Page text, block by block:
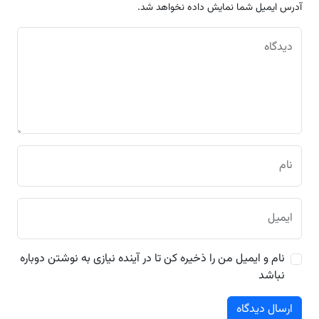
آدرس ایمیل شما نمایش داده نخواهد شد.
دیدگاه
نام
ایمیل
نام و ایمیل من را ذخیره کن تا در آینده نیازی به نوشتن دوباره
نباشد